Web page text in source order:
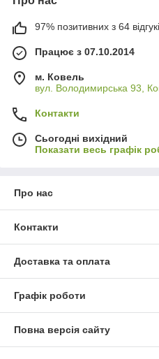
97% позитивних з 64
Працює з 07.10.2014
м. Ковель
вул. Володимирська 93,
Контакти
Сьогодні вихідний
Показати весь графік
Про нас
Контакти
Доставка та оплата
Графік роботи
Повна версія сайту